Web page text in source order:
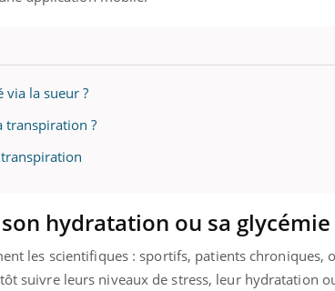
la sueur ?
transpiration ?
hydratation ou sa glycémie
les scientifiques : sportifs, patients chroniques,
suivre leurs niveaux de stress, leur hydratation